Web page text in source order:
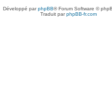
Développé parphpBB® Forum Software ©
Traduit parphpBB-fr.com